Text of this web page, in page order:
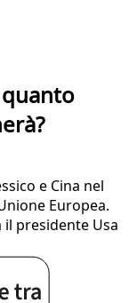
e Cina nel
Europea.
il presidente Usa